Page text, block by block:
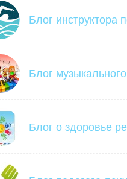
Блог инструктора
Блог
Блог о здоровье